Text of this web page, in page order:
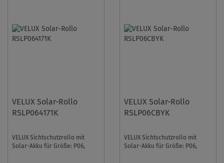
VELUX Solar-Rollo
RSLP064171K
VELUX Sichtschutzrollo mit
Solar-Akku für Größe: P06,
VELUX Solar-Rollo
RSLP06CBYK
VELUX Sichtschutzrollo mit
Solar-Akku für Größe: P06,